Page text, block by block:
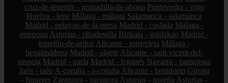
cruz-de-tenerife - granadilla-de-abona Pontevedra - vigo
Huelva - lepe Málaga - málaga Salamanca - salamanca
Madrid - pelayos-de-la-presa Madrid - coslada Málaga -
estepona Asturias - ribadesella Bizkaia - galdakao Madrid -
torrejón-de-ardoz Alicante - torrevieja Málaga -
benalmádena Madrid - algete Alicante - sant-vicent-del-
raspeig Madrid - parla Madrid - leganés Navarra - pamplona
Jaén - jaén A-coruña - a-coruña Alicante - benidorm Girona
- figueres Zaragoza - zaragoza Asturias - noreña Asturias -